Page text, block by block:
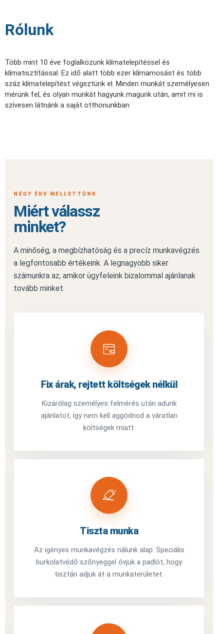
Rólunk
Több mint 10 éve foglalkozunk klímatelepítéssel és
klímatisztítással. Ez idő alatt több ezer klímamosást és több
száz klímatelepítést végeztünk el. Minden munkát személyesen
mérünk fel, és olyan munkát hagyunk magunk után, amit mi is
szívesen látnánk a saját otthonunkban.
NÉGY ÉRV MELLETTÜNK
Miért válassz
minket?
A minőség, a megbízhatóság és a precíz munkavégzés
a legfontosabb értékeink. A legnagyobb siker
számunkra az, amikor ügyfeleink bizalommal ajánlanak
tovább minket.
Fix árak, rejtett költségek nélkül
Kizárólag személyes felmérés után adunk
ajánlatot, így nem kell aggódnod a váratlan
költségek miatt.
Tiszta munka
Az igényes munkavégzés nálunk alap. Speciális
burkolatvédő szőnyeggel óvjuk a padlót, hogy
tisztán adjuk át a munkaterületet.